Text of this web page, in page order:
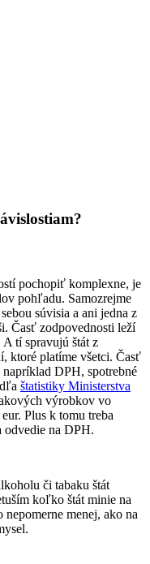
pochopiť komplexne, je
pohľadu. Samozrejme
súvisia a ani jedna z
Časť zodpovednosti leží
A tí spravujú štát z
ktoré platíme všetci. Časť
DPH, spotrebné
štatistiky Ministerstva
výrobkov vo
Plus k tomu treba
odvedie na DPH.
či tabaku štát
koľko štát minie na
menej, ako na